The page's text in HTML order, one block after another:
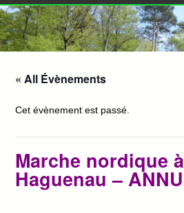
« All Évènements
Cet évènement est passé.
Marche nordique à
Haguenau –